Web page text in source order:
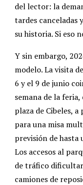
del lector: la
tardes canceladas
su historia. Si eso
Y sin embargo,
modelo. La visita
6 y el 9 de junio
semana de la
plaza de Cibeles,
para una misa
previsión de hasta
Los accesos al
de tráfico
camiones de